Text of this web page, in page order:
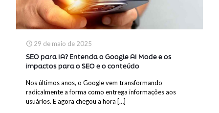
29 de maio de 2025
SEO para IA? Entenda o Google AI Mode e os
impactos para o SEO e o conteúdo
Nos últimos anos, o Google vem transformando
radicalmente a forma como entrega informações aos
usuários. E agora chegou a hora […]